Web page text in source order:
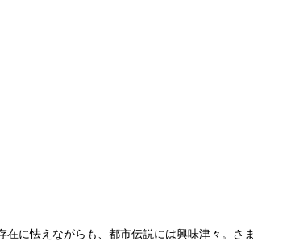
に怯えながらも、都市伝説には興味津々。さま